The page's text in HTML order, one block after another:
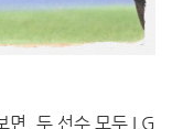
면, 두 선수 모두 LG